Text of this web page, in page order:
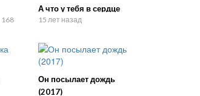
168
А что у тебя в сердце
15 лет назад
Он посылает дождь
(2017)